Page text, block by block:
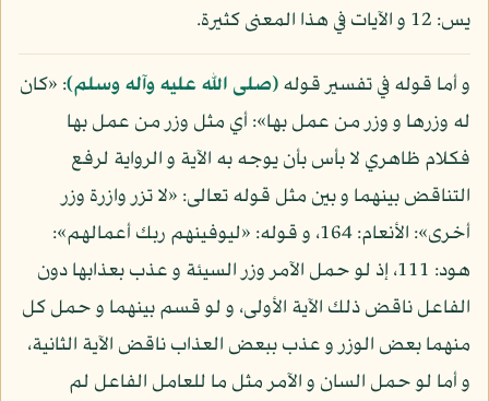
يس: 12 و الآيات في هذا المعنى كثيرة.
و أما قوله في تفسير قوله(صلى الله عليه وآله وسلم): «كان
له وزرها و وزر من عمل بها»: أي مثل وزر من عمل بها
فكلام ظاهري لا بأس بأن يوجه به الآية و الرواية لرفع
التناقض بينهما و بين مثل قوله تعالى: «لا تزر وازرة وزر
أخرى»: الأنعام: 164، و قوله: «ليوفينهم ربك أعمالهم»:
هود: 111، إذ لو حمل الآمر وزر السيئة و عذب بعذابها دون
الفاعل ناقض ذلك الآية الأولى، و لو قسم بينهما و حمل كل
منهما بعض الوزر و عذب ببعض العذاب ناقض الآية الثانية،
و أما لو حمل السان و الآمر مثل ما للعامل الفاعل لم